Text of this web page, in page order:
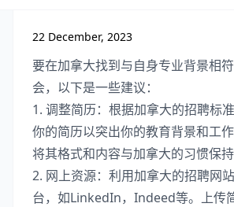
22 December, 2023
要在加拿大找到与自身专业背景相
会，以下是一些建议：
1. 调整简历：根据加拿大的招聘标
你的简历以突出你的教育背景和工
将其格式和内容与加拿大的习惯保持
2. 网上资源：利用加拿大的招聘网
台，如LinkedIn，Indeed等。上传